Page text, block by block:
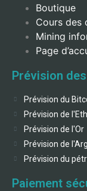
Boutique
Cours des
Mining
Page
Prévision
Prévision du
Prévision de
Prévision de l'Or
Prévision de
Prévision du
Paiement